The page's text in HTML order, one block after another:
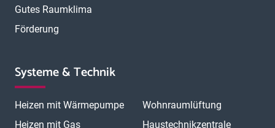
Gutes Raumklima
Förderung
Systeme & Technik
Heizen mit Wärmepumpe
Heizen mit Gas
Wohnraumlüftung
Haustechnikzentrale